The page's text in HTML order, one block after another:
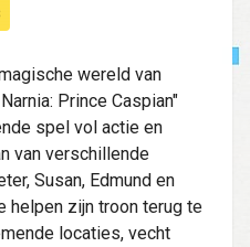
wereld van
Prince Caspian"
spel vol actie en
van verschillende
Susan, Edmund en
helpen zijn troon terug te
locaties, vecht